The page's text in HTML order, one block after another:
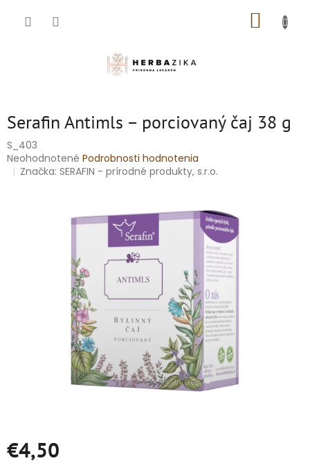
Serafin Antimls – porciovaný čaj 38 g
S_403
Priemerné
hodnotenie
Neohodnotené Podrobnosti hodnotenia
Značka:SERAFIN - prírodné produkty, s.r.o.
€4,50